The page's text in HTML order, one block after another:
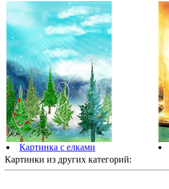
Картинка с елками
Картинки из других категорий: